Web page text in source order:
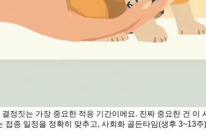
정짓는 가장 중요한 적응 기간이에요. 진짜 중요한 건 이
종 일정을 정확히 맞추고, 사회화 골든타임(생후 3~13